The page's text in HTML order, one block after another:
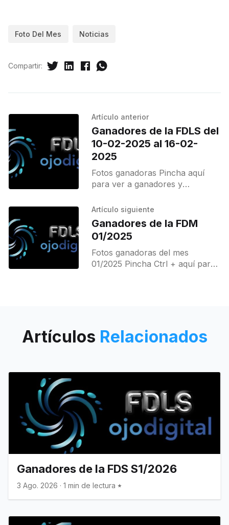
Foto Del Mes Noticias
Compartir:
Artículo anterior
Ganadores de la FDLS del
10-02-2025 al 16-02-
2025
Fotos ganadoras Pincha aquí
para ver a ganadores y
Artículo siguiente
Ganadores de la FDM
01/2025
Fotos ganadoras del mes
01/2025 Pincha Ctrl + aquí para
Artículos Relacionados
Ganadores de la FDS S1/2026
3 Ago. 2026 · 1 min de lectura